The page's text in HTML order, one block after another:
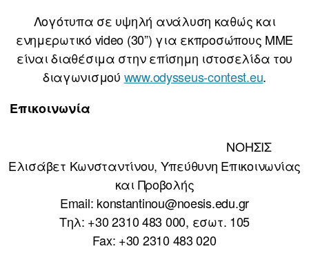
Λογότυπα σε υψηλή ανάλυση καθώς και
ενημερωτικό video (30”) για εκπροσώπους ΜΜΕ
είναι διαθέσιμα στην επίσημη ιστοσελίδα του
διαγωνισμού www.odysseus-contest.eu.
Επικοινωνία
ΝΟΗΣΙΣ
Ελισάβετ Κωνσταντίνου, Υπεύθυνη Επικοινωνίας
και Προβολής
Email: konstantinou@noesis.edu.gr
Τηλ: +30 2310 483 000, εσωτ. 105
Fax: +30 2310 483 020